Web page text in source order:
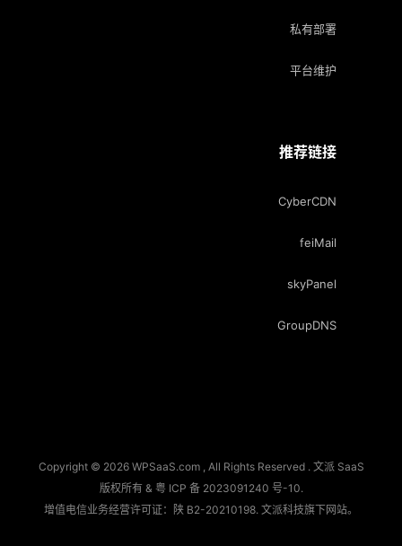
私有部署
平台维护
推荐链接
CyberCDN
feiMail
skyPanel
GroupDNS
Copyright © 2026 WPSaaS.com , All Rights Reserved . 文派 SaaS
版权所有 & 粤 ICP 备 2023091240 号-10.
增值电信业务经营许可证：陕 B2-20210198. 文派科技旗下网站。